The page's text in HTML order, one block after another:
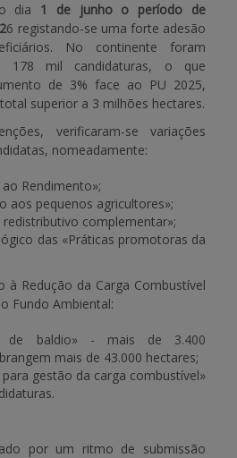
dia 1 de junho o período de
6 registando-se uma forte adesão
No continente foram
178 mil candidaturas, o que
de 3% face ao PU 2025,
superior a 3 milhões hectares.
verificaram-se variações
nomeadamente:
Rendimento»;
aos pequenos agricultores»;
complementar»;
das «Práticas promotoras da
à Redução da Carga Combustível
Fundo Ambiental:
de baldio» - mais de 3.400
mais de 43.000 hectares;
gestão da carga combustível»
por um ritmo de submissão